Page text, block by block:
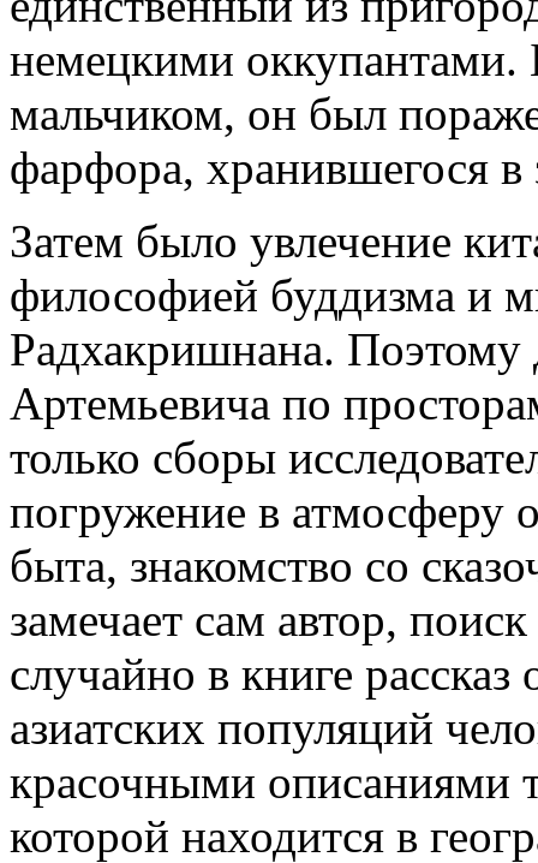
немецкими оккупантами.
мальчиком, он был
фарфора, хранившегося в
Затем было увлечение
философией буддизма и
Радхакришнана.
Артемьевича по
только сборы
погружение в атмосферу
быта, знакомство со
замечает сам автор,
случайно в книге
азиатских популяций
красочными описаниями
которой находится в